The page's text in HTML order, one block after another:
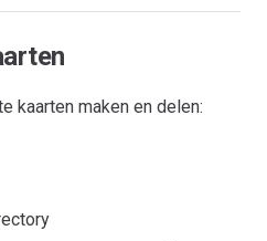
kaarten maken en delen: